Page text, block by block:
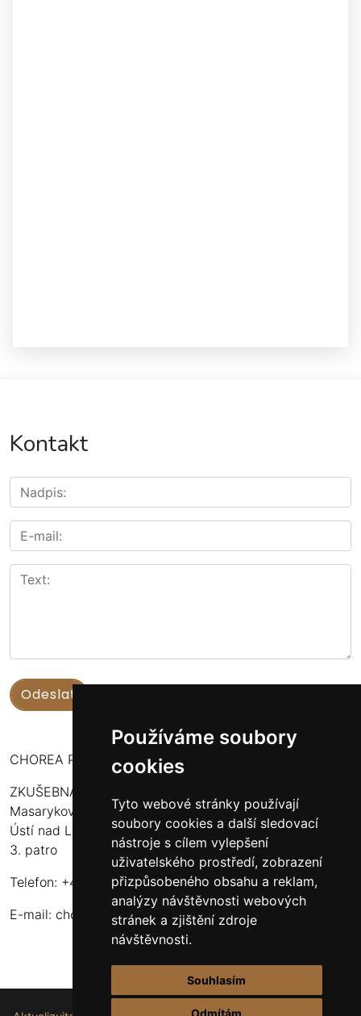
Používáme soubory
cookies
Tyto webové stránky používají
soubory cookies a další sledovací
nástroje s cílem vylepšení
uživatelského prostředí, zobrazení
přizpůsobeného obsahu a reklam,
analýzy návštěvnosti webových
stránek a zjištění zdroje
návštěvnosti.
Souhlasím
Odmítám
Kontakt
CHOREA PUERI USTENSIS
ZKUŠEBNA:
Masarykova 316
Ústí nad Labem - Bukov Rondel
3. patro
Telefon: +420 608 916 320
E-mail: choreapueriustensis@centrum.cz